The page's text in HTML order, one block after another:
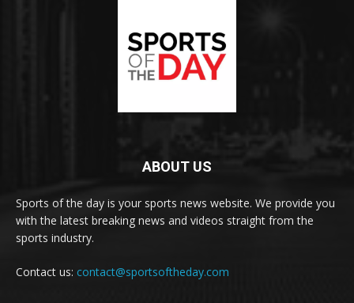
ABOUT US
Sports of the day is your sports news website. We provide you
with the latest breaking news and videos straight from the
sports industry.
Contact us: contact@sportsoftheday.com